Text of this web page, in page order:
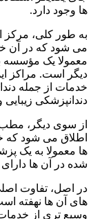
ها وجود دارد.
به طور کلی، مرکز
می شود که در آن
معمولا یک مؤسسه
دیگر است. مراکز
خدمات از جمله
دندانپزشکی زیبایی
از سوی دیگر، مطب
اطلاق می شود که
ها معمولا به یک
شده در آن ها
در اصل، تفاوت
های آن ها نهفته
وسیع تری از